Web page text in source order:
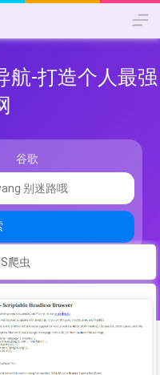
航-打造个人最强
谷歌
爬虫